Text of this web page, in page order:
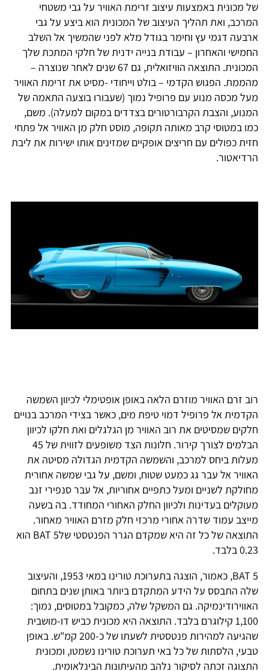
של מכונית באמצעות עיצוב זרימת האוויר על גבי משטחי
המרכב, ואת תהליך העיצוב של המכונית הוא ביצע על גבי
ארבעה דגמי עץ וחימר בגודל מלא לפני שהמשיך אל השלב
החמישי והאחרון – עבודת בנייה ידנית של חלקי המתכת שלך
המכונית. התוצאה הוויזואלית, גם 67 שנים לאחר שנוצרה –
מהממת. הפגוש הקדמי – בולט וייחודי -מסיט את זרימת האוויר
מעל מכסה מנוע עם פרופיל נמוך (שעבורו בוצעה התאמה של
המנוע, והצבת הקרבורטורים בצדדים במקום למעלה). משם,
כמו במטוסי קרב מאותה תקופה, מוסט חלק מן האוויר אל פתחי
חזית כפולים עם חריצים אופקיים שמזינים אותו ישירות את ליבת
הרדיאטור.
רוב זרם האוויר מוזרם הלאה באופן אופטימלי לכיוון השמשה
הקדמית אל פרופיל דמוי טיפת מים, כאשר בצידי המרכב בנויים
חלקים שמסיטים את רוב האוויר מן הגלגלים ואת חלקו לכיוון
הבלמים לצורך קירור. חלונות הצד משופעים לזווית של 45
מעלות ביחס למרכב, והשמשה הקדמית הגדולה מסיטה את
האוויר אל עבר גג כמעט שטוח, ומשם, על גבי שמשה אחורית
מחולקת לשניים ומעל כתפיים אחוריות, אל עבר סנפירי זנב
מעוקלים בעדינות ולכיוון החלק האחורי המחודד. בה בשעה
מייצב עמוד שדרה אחורי מרכזי חלק מזרם האוויר מאחור.
התוצאה של כל זה היא שמקדם הגרר הפנטסטי שלBAT 5 הוא
0.23 בלבד.
BAT 5, כאמור, הוצגה בתערוכת טורינו במאי 1953, והעיצוב
שלה התבסס על הידע המתקדם ביותר באותן שנים בתחום
האווירודינמיקה. גם המשקל שלה, כמקובל במטוסים, נמוך:
1,100 קילוגרם בלבד. התוצאה היא מכונית כביש דו-מושבית
שהגיעה למהירות פנטסטית לשעתו של כ-200 קמ"ש. באופן
טבעי, הלסתות של כל באי תערוכת טורינו נשמטו, ומכונית
התצוגה זכתה לסיקור נלהב מהעיתונות הבינלאומית.